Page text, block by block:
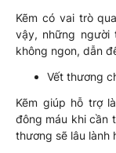
Kẽm có vai trò
vậy, những người
không ngon, dẫn
Vết thương
Kẽm giúp hỗ trợ
đông máu khi cần
thương sẽ lâu lành